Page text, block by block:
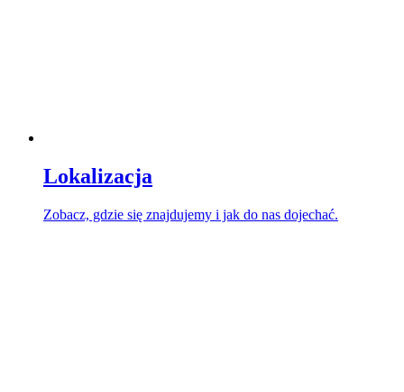
Lokalizacja
Zobacz, gdzie się znajdujemy i jak do nas dojechać.